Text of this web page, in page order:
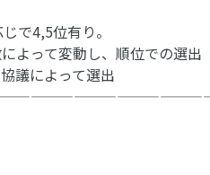
で4,5位有り。
よって変動し、順位での選出
議によって選出